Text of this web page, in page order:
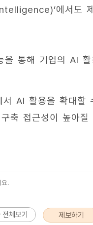
에서도
을 통해 기업의 AI 활
서 AI 활용을 확대할
축 접근성이 높아질
.
체보기 제보하기